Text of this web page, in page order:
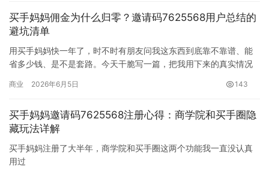
大约一个月左右就能拿到第一笔钱。下面详细拆解整个到账流程，
帮你搞清楚每一步的…
买手妈妈佣金为什么归零？邀请码7625568用户总结的
避坑清单
用买手妈妈快一年了，时不时有朋友问我这东西到底靠不靠谱、能
省多少钱、是不是套路。今天干脆写一篇，把我用下来的真实情况
买…
商业 2026年6月5日 143
买手妈妈邀请码7625568注册心得：商学院和买手圈隐
藏玩法详解
买手妈妈注册了大半年，商学院和买手圈这两个功能我一直没认真
用过